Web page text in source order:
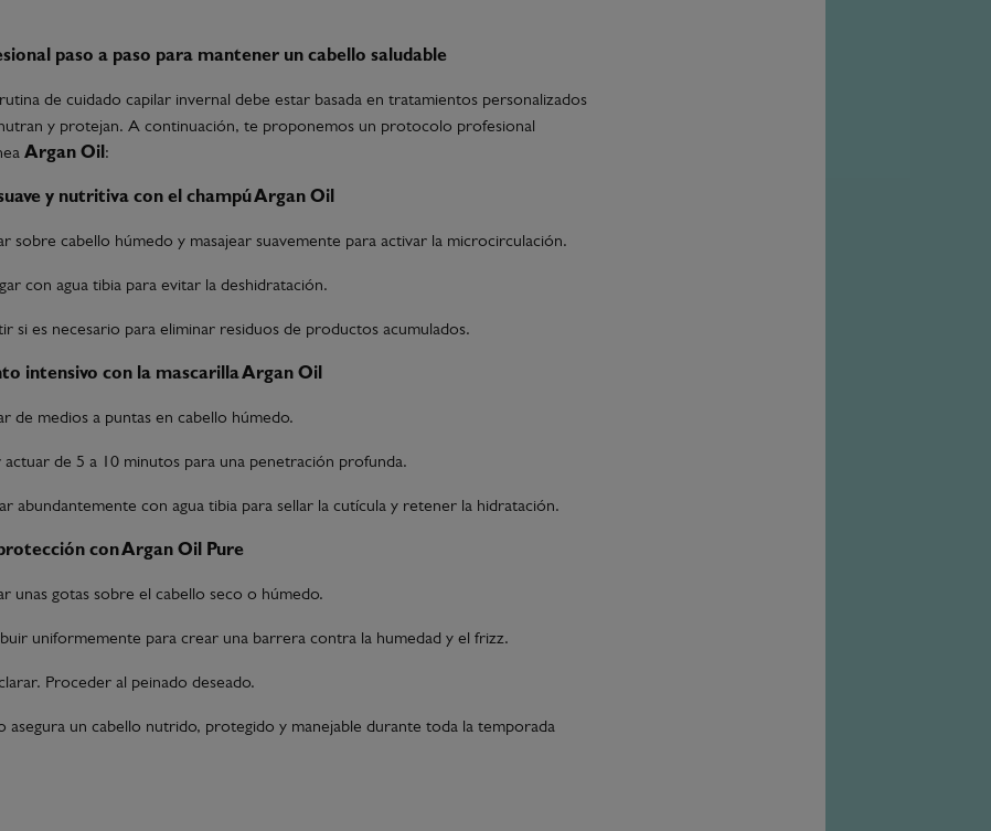
paso a paso para mantener un cabello saludable
de cuidado capilar invernal debe estar basada en tratamientos personalizados
y protejan. A continuación, te proponemos un protocolo profesional
Argan Oil :
suave y nutritiva con el champú Argan Oil
sobre cabello húmedo y masajear suavemente para activar la microcirculación.
con agua tibia para evitar la deshidratación.
si es necesario para eliminar residuos de productos acumulados.
intensivo con la mascarilla Argan Oil
de medios a puntas en cabello húmedo.
actuar de 5 a 10 minutos para una penetración profunda.
abundantemente con agua tibia para sellar la cutícula y retener la hidratación.
con Argan Oil Pure
unas gotas sobre el cabello seco o húmedo.
uniformemente para crear una barrera contra la humedad y el frizz.
Proceder al peinado deseado.
asegura un cabello nutrido, protegido y manejable durante toda la temporada